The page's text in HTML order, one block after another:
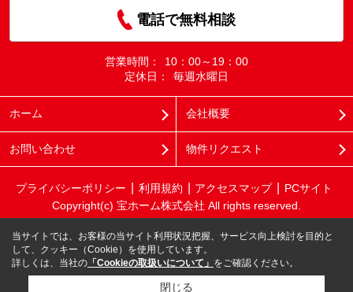
電話で無料相談
営業時間：
10：00～19：00
定休日：
毎週水曜日
ホーム 会社概要
お問い合わせ 物件リクエスト
プライバシーポリシー 利用規約 アクセスマップ
PCサイト
Copyright(c) 宝ホーム株式会社 All rights reserved.
当サイトでは、お客様の当サイト利用状況把握、サービス向上検討を目的と
して、クッキー（Cookie）を使用しています。
詳しくは、当社の 「Cookieの取扱いについて」 をご確認ください。
閉じる